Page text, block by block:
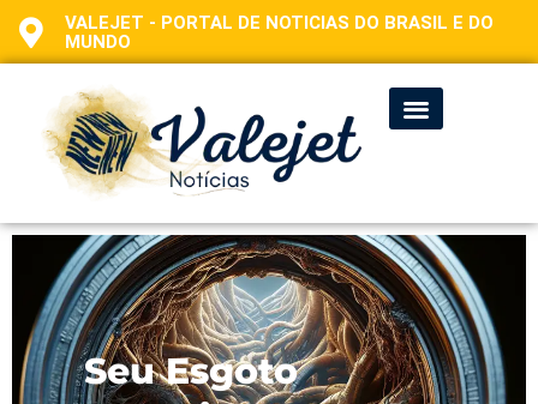
VALEJET - PORTAL DE NOTICIAS DO BRASIL E DO
MUNDO
Seu Esgoto